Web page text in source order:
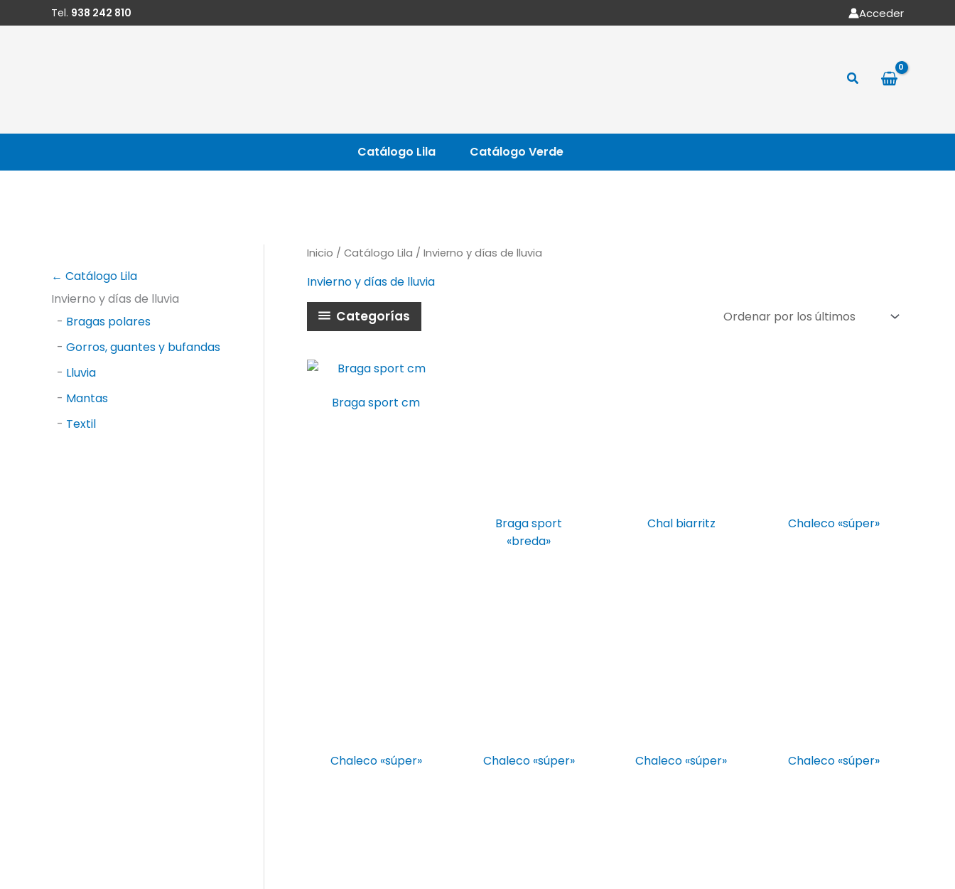
al
Tel. 938 242 810 Acceder
Buscar
Catálogo Lila Catálogo Verde
← Catálogo Lila
Invierno y días de lluvia
- Bragas polares
- Gorros, guantes y bufandas
- Lluvia
- Mantas
- Textil
Inicio / Catálogo Lila / Invierno y días de lluvia
Invierno y días de lluvia
Categorías
Braga sport cm
Braga sport
«breda»
Chal biarritz Chaleco «súper»
Chaleco «súper» Chaleco «súper» Chaleco «súper» Chaleco «súper»